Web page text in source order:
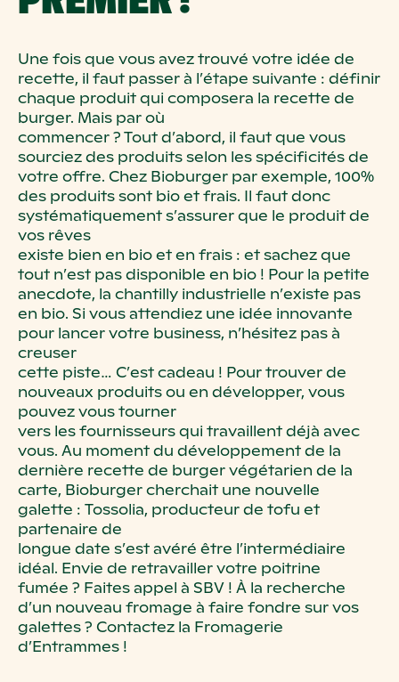
Une fois que vous avez trouvé votre idée de
recette, il faut passer à l’étape suivante : définir
chaque produit qui composera la recette de
burger. Mais par où
commencer? Tout d’abord, il faut que vous
sourciez des produits selon lesspécificités de
votre offre. Chez Bioburger par exemple, 100%
des produits sont bio et frais. Il faut donc
systématiquement s’assurer que le produit de
vos rêves
existe bien en bio et en frais : et sachez que
tout n’est pas disponible en bio ! Pour la petite
anecdote, la chantilly industrielle n’existe pas
en bio. Si vousattendiez une idée innovante
pour lancer votre business, n’hésitez pas à
creuser
cette piste… C’est cadeau ! Pour trouver de
nouveaux produits ou en développer, vous
pouvez vous tourner
vers les fournisseursqui travaillent déjà avec
vous. Au moment du développement de la
dernière recette de burger végétarien de la
carte, Bioburgercherchait une nouvelle
galette : Tossolia, producteur de tofu et
partenaire de
longue date s’est avéré être l’intermédiaire
idéal. Envie de retravailler votre poitrine
fumée ? Faites appel à SBV ! À la recherche
d’un nouveau fromage à faire fondre sur vos
galettes? Contactez la Fromagerie
d’Entrammes !